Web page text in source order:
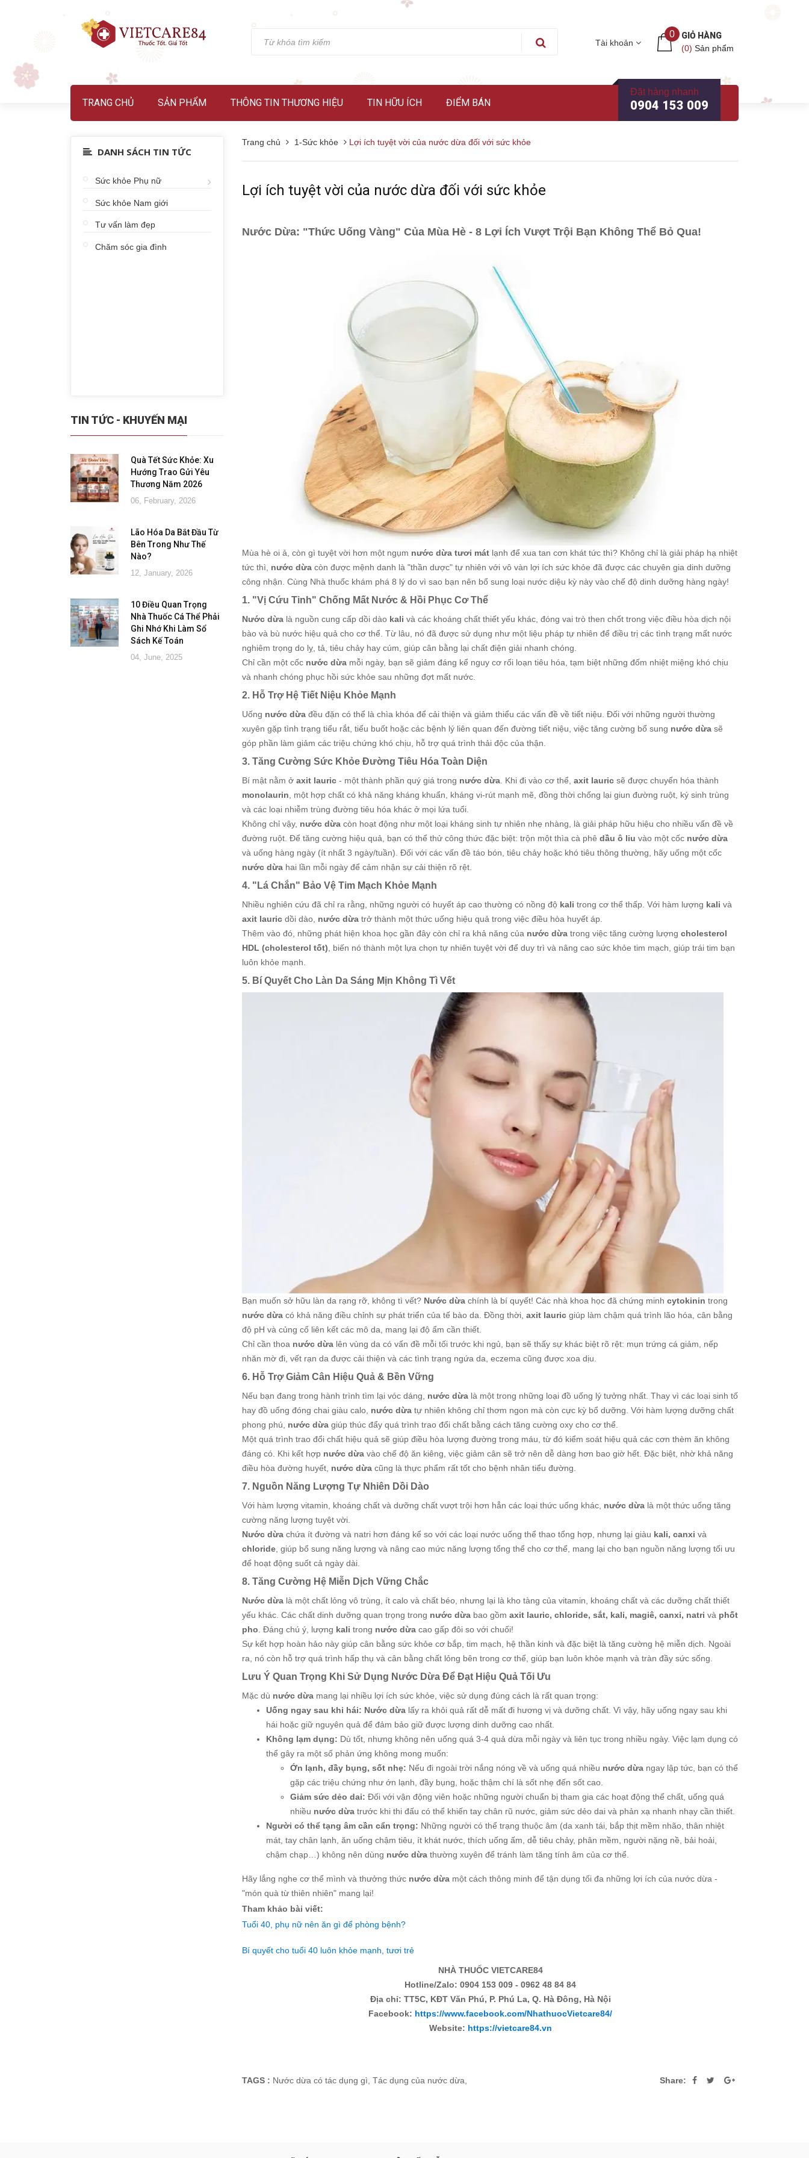
Tài khoản
0
GIỎ HÀNG
(0) Sản phẩm
TRANG CHỦ SẢN PHẨM THÔNG TIN THƯƠNG HIỆU TIN HỮU ÍCH ĐIỂM BÁN
Đặt hàng nhanh
0904 153 009
Trang chủ 1-Sức khỏe Lợi ích tuyệt vời của nước dừa đối với sức khỏe
Lợi ích tuyệt vời của nước dừa đối với sức khỏe
Nước Dừa: "Thức Uống Vàng" Của Mùa Hè - 8 Lợi Ích Vượt Trội Bạn Không Thể Bỏ Qua!
Mùa hè oi ả, còn gì tuyệt vời hơn một ngụm nước dừa tươi mát lạnh để xua tan cơn khát tức thì? Không chỉ là giải pháp hạ nhiệt
tức thì, nước dừa còn được mệnh danh là "thần dược" tự nhiên với vô vàn lợi ích sức khỏe đã được các chuyên gia dinh dưỡng
công nhận. Cùng Nhà thuốc khám phá 8 lý do vì sao bạn nên bổ sung loại nước diệu kỳ này vào chế độ dinh dưỡng hàng ngày!
1. "Vị Cứu Tinh" Chống Mất Nước & Hồi Phục Cơ Thể
Nước dừa là nguồn cung cấp dồi dào kali và các khoáng chất thiết yếu khác, đóng vai trò then chốt trong việc điều hòa dịch nội
bào và bù nước hiệu quả cho cơ thể. Từ lâu, nó đã được sử dụng như một liệu pháp tự nhiên để điều trị các tình trạng mất nước
nghiêm trọng do lỵ, tả, tiêu chảy hay cúm, giúp cân bằng lại chất điện giải nhanh chóng.
Chỉ cần một cốc nước dừa mỗi ngày, bạn sẽ giảm đáng kể nguy cơ rối loạn tiêu hóa, tạm biệt những đốm nhiệt miệng khó chịu
và nhanh chóng phục hồi sức khỏe sau những đợt mất nước.
2. Hỗ Trợ Hệ Tiết Niệu Khỏe Mạnh
Uống nước dừa đều đặn có thể là chìa khóa để cải thiện và giảm thiểu các vấn đề về tiết niệu. Đối với những người thường
xuyên gặp tình trạng tiểu rắt, tiểu buốt hoặc các bệnh lý liên quan đến đường tiết niệu, việc tăng cường bổ sung nước dừa sẽ
góp phần làm giảm các triệu chứng khó chịu, hỗ trợ quá trình thải độc của thận.
3. Tăng Cường Sức Khỏe Đường Tiêu Hóa Toàn Diện
Bí mật nằm ở axit lauric - một thành phần quý giá trong nước dừa . Khi đi vào cơ thể, axit lauric sẽ được chuyển hóa thành
monolaurin , một hợp chất có khả năng kháng khuẩn, kháng vi-rút mạnh mẽ, đồng thời chống lại giun đường ruột, ký sinh trùng
và các loại nhiễm trùng đường tiêu hóa khác ở mọi lứa tuổi.
Không chỉ vậy, nước dừa còn hoạt động như một loại kháng sinh tự nhiên nhẹ nhàng, là giải pháp hữu hiệu cho nhiều vấn đề về
đường ruột. Để tăng cường hiệu quả, bạn có thể thử công thức đặc biệt: trộn một thìa cà phê dầu ô liu vào một cốc nước dừa
và uống hàng ngày (ít nhất 3 ngày/tuần). Đối với các vấn đề táo bón, tiêu chảy hoặc khó tiêu thông thường, hãy uống một cốc
nước dừa hai lần mỗi ngày để cảm nhận sự cải thiện rõ rệt.
4. "Lá Chắn" Bảo Vệ Tim Mạch Khỏe Mạnh
Nhiều nghiên cứu đã chỉ ra rằng, những người có huyết áp cao thường có nồng độ kali trong cơ thể thấp. Với hàm lượng kali và
axit lauric dồi dào, nước dừa trở thành một thức uống hiệu quả trong việc điều hòa huyết áp.
Thêm vào đó, những phát hiện khoa học gần đây còn chỉ ra khả năng của nước dừa trong việc tăng cường lượng cholesterol
HDL (cholesterol tốt) , biến nó thành một lựa chọn tự nhiên tuyệt vời để duy trì và nâng cao sức khỏe tim mạch, giúp trái tim bạn
luôn khỏe mạnh.
5. Bí Quyết Cho Làn Da Sáng Mịn Không Tì Vết
Bạn muốn sở hữu làn da rạng rỡ, không tì vết? Nước dừa chính là bí quyết! Các nhà khoa học đã chứng minh cytokinin trong
nước dừa có khả năng điều chỉnh sự phát triển của tế bào da. Đồng thời, axit lauric giúp làm chậm quá trình lão hóa, cân bằng
độ pH và củng cố liên kết các mô da, mang lại độ ẩm cần thiết.
Chỉ cần thoa nước dừa lên vùng da có vấn đề mỗi tối trước khi ngủ, bạn sẽ thấy sự khác biệt rõ rệt: mụn trứng cá giảm, nếp
nhăn mờ đi, vết rạn da được cải thiện và các tình trạng ngứa da, eczema cũng được xoa dịu.
6. Hỗ Trợ Giảm Cân Hiệu Quả & Bền Vững
Nếu bạn đang trong hành trình tìm lại vóc dáng, nước dừa là một trong những loại đồ uống lý tưởng nhất. Thay vì các loại sinh tố
hay đồ uống đóng chai giàu calo, nước dừa tự nhiên không chỉ thơm ngon mà còn cực kỳ bổ dưỡng. Với hàm lượng dưỡng chất
phong phú, nước dừa giúp thúc đẩy quá trình trao đổi chất bằng cách tăng cường oxy cho cơ thể.
Một quá trình trao đổi chất hiệu quả sẽ giúp điều hòa lượng đường trong máu, từ đó kiểm soát hiệu quả các cơn thèm ăn không
đáng có. Khi kết hợp nước dừa vào chế độ ăn kiêng, việc giảm cân sẽ trở nên dễ dàng hơn bao giờ hết. Đặc biệt, nhờ khả năng
điều hòa đường huyết, nước dừa cũng là thực phẩm rất tốt cho bệnh nhân tiểu đường.
7. Nguồn Năng Lượng Tự Nhiên Dồi Dào
Với hàm lượng vitamin, khoáng chất và dưỡng chất vượt trội hơn hẳn các loại thức uống khác, nước dừa là một thức uống tăng
cường năng lượng tuyệt vời.
Nước dừa chứa ít đường và natri hơn đáng kể so với các loại nước uống thể thao tổng hợp, nhưng lại giàu kali, canxi và
chloride , giúp bổ sung năng lượng và nâng cao mức năng lượng tổng thể cho cơ thể, mang lại cho bạn nguồn năng lượng tối ưu
để hoạt động suốt cả ngày dài.
8. Tăng Cường Hệ Miễn Dịch Vững Chắc
Nước dừa là một chất lỏng vô trùng, ít calo và chất béo, nhưng lại là kho tàng của vitamin, khoáng chất và các dưỡng chất thiết
yếu khác. Các chất dinh dưỡng quan trọng trong nước dừa bao gồm axit lauric, chloride, sắt, kali, magiê, canxi, natri và phốt
pho . Đáng chú ý, lượng kali trong nước dừa cao gấp đôi so với chuối!
Sự kết hợp hoàn hảo này giúp cân bằng sức khỏe cơ bắp, tim mạch, hệ thần kinh và đặc biệt là tăng cường hệ miễn dịch. Ngoài
ra, nó còn hỗ trợ quá trình hấp thụ và cân bằng chất lỏng bên trong cơ thể, giúp bạn luôn khỏe mạnh và tràn đầy sức sống.
Lưu Ý Quan Trọng Khi Sử Dụng Nước Dừa Để Đạt Hiệu Quả Tối Ưu
Mặc dù nước dừa mang lại nhiều lợi ích sức khỏe, việc sử dụng đúng cách là rất quan trọng:
Uống ngay sau khi hái: Nước dừa lấy ra khỏi quả rất dễ mất đi hương vị và dưỡng chất. Vì vậy, hãy uống ngay sau khi
hái hoặc giữ nguyên quả để đảm bảo giữ được lượng dinh dưỡng cao nhất.
Không lạm dụng: Dù tốt, nhưng không nên uống quá 3-4 quả dừa mỗi ngày và liên tục trong nhiều ngày. Việc lạm dụng có
thể gây ra một số phản ứng không mong muốn:
Ớn lạnh, đầy bụng, sốt nhẹ: Nếu đi ngoài trời nắng nóng về và uống quá nhiều nước dừa ngay lập tức, bạn có thể
gặp các triệu chứng như ớn lạnh, đầy bụng, hoặc thậm chí là sốt nhẹ đến sốt cao.
Giảm sức dẻo dai: Đối với vận động viên hoặc những người chuẩn bị tham gia các hoạt động thể chất, uống quá
nhiều nước dừa trước khi thi đấu có thể khiến tay chân rũ nước, giảm sức dẻo dai và phản xạ nhanh nhạy cần thiết.
Người có thể tạng âm cần cẩn trọng: Những người có thể trạng thuộc âm (da xanh tái, bắp thịt mềm nhão, thân nhiệt
mát, tay chân lạnh, ăn uống chậm tiêu, ít khát nước, thích uống ấm, dễ tiêu chảy, phân mềm, người nặng nề, bải hoải,
chậm chạp…) không nên dùng nước dừa thường xuyên để tránh làm tăng tính âm của cơ thể.
Hãy lắng nghe cơ thể mình và thưởng thức nước dừa một cách thông minh để tận dụng tối đa những lợi ích của nước dừa -
"món quà từ thiên nhiên" mang lại!
Tham khảo bài viết:
Tuổi 40, phụ nữ nên ăn gì để phòng bệnh?
Bí quyết cho tuổi 40 luôn khỏe mạnh, tươi trẻ
NHÀ THUỐC VIETCARE84
Hotline/Zalo: 0904 153 009 - 0962 48 84 84
Địa chỉ: TT5C, KĐT Văn Phú, P. Phú La, Q. Hà Đông, Hà Nội
Facebook: https://www.facebook.com/NhathuocVietcare84/
Website: https://vietcare84.vn
TAGS : Nước dừa có tác dụng gì Tác dụng của nước dừa Share:
DANH SÁCH TIN TỨC
Sức khỏe Phụ nữ
Sức khỏe Nam giới
Tư vấn làm đẹp
Chăm sóc gia đình
TIN TỨC - KHUYẾN MẠI
Quà Tết Sức Khỏe: Xu
Hướng Trao Gửi Yêu
Thương Năm 2026
06, February, 2026
Lão Hóa Da Bắt Đầu Từ
Bên Trong Như Thế
Nào?
12, January, 2026
10 Điều Quan Trọng
Nhà Thuốc Cá Thể Phải
Ghi Nhớ Khi Làm Sổ
Sách Kế Toán
04, June, 2025